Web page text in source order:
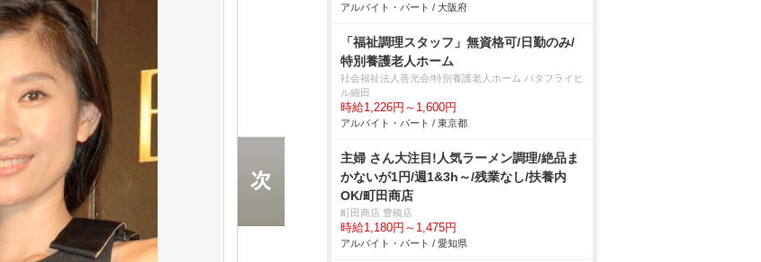
アルバイト・パート / 大阪府
「福祉調理スタッフ」無資格可/日勤のみ/
特別養護老人ホーム
社会福祉法人善光会/特別養護老人ホーム バタフライヒ
ル細田
時給1,226円～1,600円
アルバイト・パート / 東京都
主婦 さん大注目!人気ラーメン調理/絶品ま
かないが1円/週1&3h～/残業なし/扶養内
OK/町田商店
町田商店 豊橋店
時給1,180円～1,475円
アルバイト・パート / 愛知県